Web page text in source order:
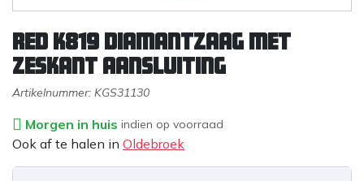
RED K819 Diamantzaag met
zeskant aansluiting
Artikelnummer: KGS31130
Morgen in huis indien op voorraad
Ook af te halen in Oldebroek